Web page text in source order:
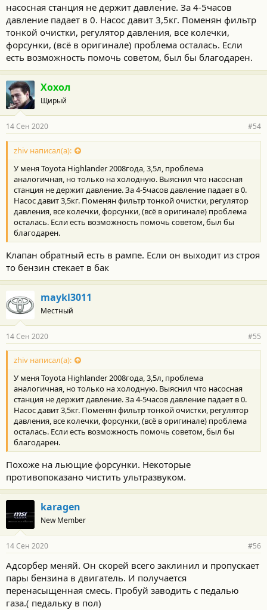
насосная станция не держит давление. За 4-5часов
давление падает в 0. Насос давит 3,5кг. Поменян фильтр
тонкой очистки, регулятор давления, все колечки,
форсунки, (всё в оригинале) проблема осталась. Если
есть возможность помочь советом, был бы благодарен.
Хохол
Щирый
14 Сен 2020 #54
zhiv написал(а):
У меня Toyota Highlander 2008года, 3,5л, проблема
аналогичная, но только на холодную. Выяснил что насосная
станция не держит давление. За 4-5часов давление падает в 0.
Насос давит 3,5кг. Поменян фильтр тонкой очистки, регулятор
давления, все колечки, форсунки, (всё в оригинале) проблема
осталась. Если есть возможность помочь советом, был бы
благодарен.
Клапан обратный есть в рампе. Если он выходит из строя
то бензин стекает в бак
maykl3011
Местный
14 Сен 2020 #55
zhiv написал(а):
У меня Toyota Highlander 2008года, 3,5л, проблема
аналогичная, но только на холодную. Выяснил что насосная
станция не держит давление. За 4-5часов давление падает в 0.
Насос давит 3,5кг. Поменян фильтр тонкой очистки, регулятор
давления, все колечки, форсунки, (всё в оригинале) проблема
осталась. Если есть возможность помочь советом, был бы
благодарен.
Похоже на льющие форсунки. Некоторые
противопоказано чистить ультразвуком.
karagen
New Member
14 Сен 2020 #56
Адсорбер меняй. Он скорей всего заклинил и пропускает
пары бензина в двигатель. И получается
перенасыщенная смесь. Пробуй заводить с педалью
газа.( педальку в пол)